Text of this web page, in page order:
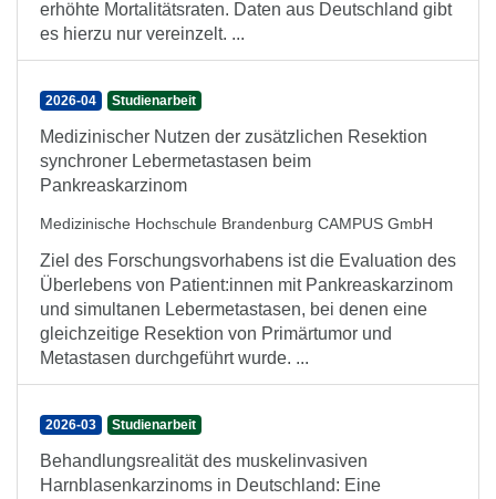
erhöhte Mortalitätsraten. Daten aus Deutschland gibt
es hierzu nur vereinzelt. ...
2026-04 Studienarbeit
Medizinischer Nutzen der zusätzlichen Resektion
synchroner Lebermetastasen beim
Pankreaskarzinom
Medizinische Hochschule Brandenburg CAMPUS GmbH
Ziel des Forschungsvorhabens ist die Evaluation des
Überlebens von Patient:innen mit Pankreaskarzinom
und simultanen Lebermetastasen, bei denen eine
gleichzeitige Resektion von Primärtumor und
Metastasen durchgeführt wurde. ...
2026-03 Studienarbeit
Behandlungsrealität des muskelinvasiven
Harnblasenkarzinoms in Deutschland: Eine